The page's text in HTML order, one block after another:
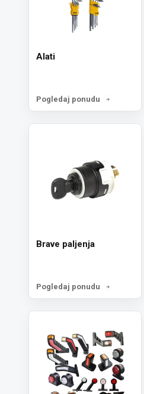
Alati
Pogledaj ponudu
Brave paljenja
Pogledaj ponudu